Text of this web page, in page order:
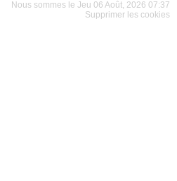
Nous sommes le Jeu 06 Août, 2026 07:37
Supprimer les cookies